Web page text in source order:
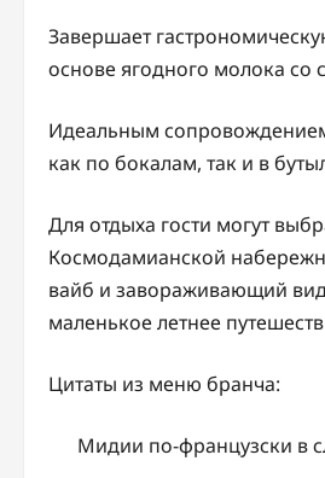
Завершает
основе ягодного молока
Идеальным
как по бокалам, так и в
Для отдыха гости могут
Космодамианской
вайб и завораживающий
маленькое летнее
Цитаты из меню бранча:
Мидии по-французски в